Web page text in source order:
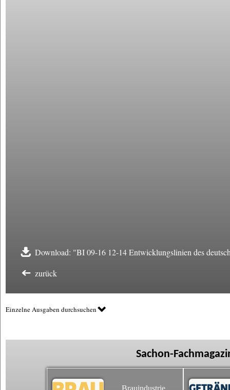
Download: "BI 09-16 12-14 Entwicklungslinien des
zurück
Einzelne Ausgaben durchsuchen
Sachon-
Brauindustrie